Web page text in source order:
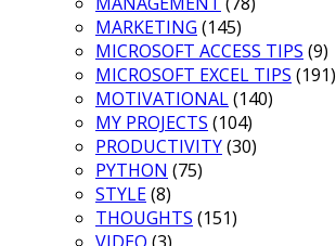
MARKETING (145)
MICROSOFT ACCESS TIPS (9)
MICROSOFT EXCEL TIPS (191)
MOTIVATIONAL(140)
MY PROJECTS (104)
PRODUCTIVITY(30)
PYTHON (75)
STYLE(8)
THOUGHTS (151)